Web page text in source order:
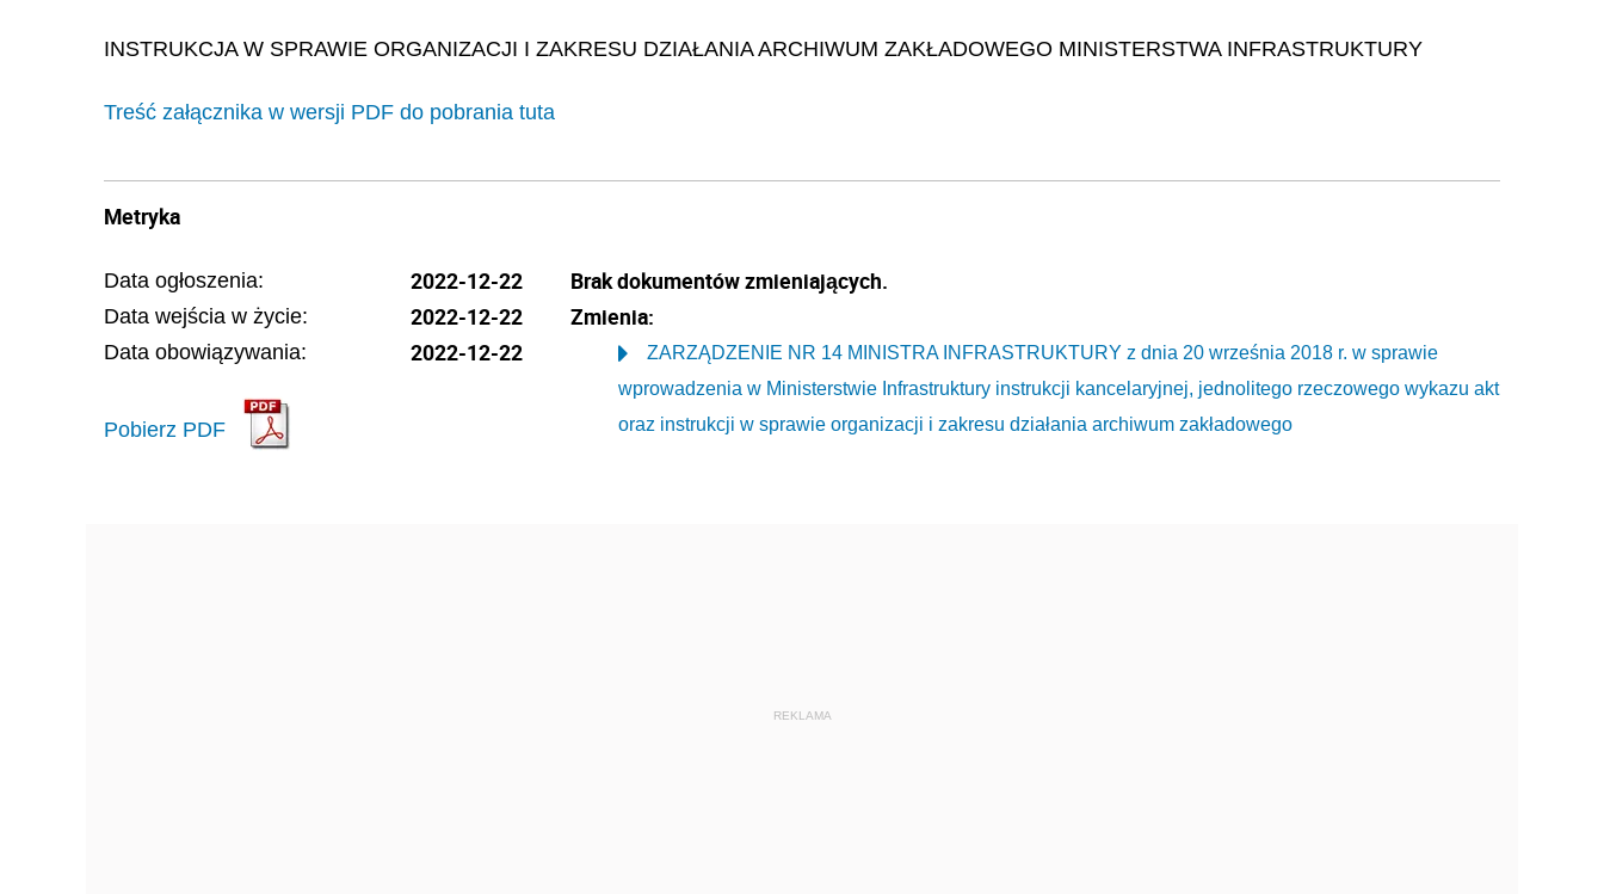
INSTRUKCJA W SPRAWIE ORGANIZACJI I ZAKRESU DZIAŁANIA ARCHIWUM ZAKŁADOWEGO MINISTERSTWA INFRASTRUKTURY
Treść załącznika w wersji PDF do pobrania tuta
Metryka
Data ogłoszenia: 2022-12-22
Data wejścia w życie: 2022-12-22
Data obowiązywania: 2022-12-22
Pobierz PDF
Brak dokumentów zmieniających.
Zmienia:
ZARZĄDZENIE NR 14 MINISTRA INFRASTRUKTURY z dnia 20 września 2018 r. w sprawie
wprowadzenia w Ministerstwie Infrastruktury instrukcji kancelaryjnej, jednolitego rzeczowego wykazu akt
oraz instrukcji w sprawie organizacji i zakresu działania archiwum zakładowego